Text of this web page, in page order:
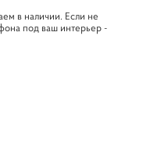
в наличии. Если не
под ваш интерьер -